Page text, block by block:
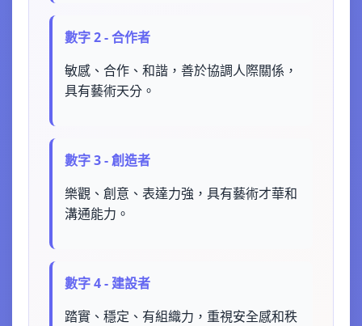
數字 2 - 合作者
敏感、合作、和諧，善於協調人際關係，
具有藝術天分。
數字 3 - 創造者
樂觀、創意、表達力強，具有藝術才華和
溝通能力。
數字 4 - 建設者
踏實、穩定、有組織力，重視安全感和秩